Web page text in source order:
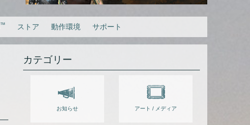
™ ストア 動作環境 サポート
カテゴリー
お知らせ アート / メディア